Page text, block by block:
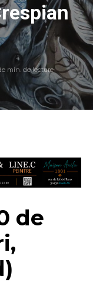
min. de lecture
de